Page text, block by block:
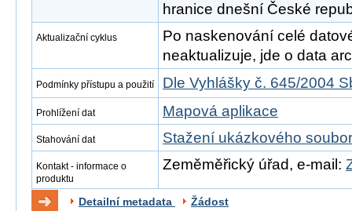
hranice dnešní České
Aktualizační cyklus
Po naskenování celé
neaktualizuje, jde o data
Podmínky přístupu a použití Dle Vyhlášky č. 645/2004
Prohlížení dat Mapová aplikace
Stahování dat Stažení ukázkového
Kontakt - informace o
produktu
Zeměměřický úřad, e-mail:
Detailní metadata
Žádost